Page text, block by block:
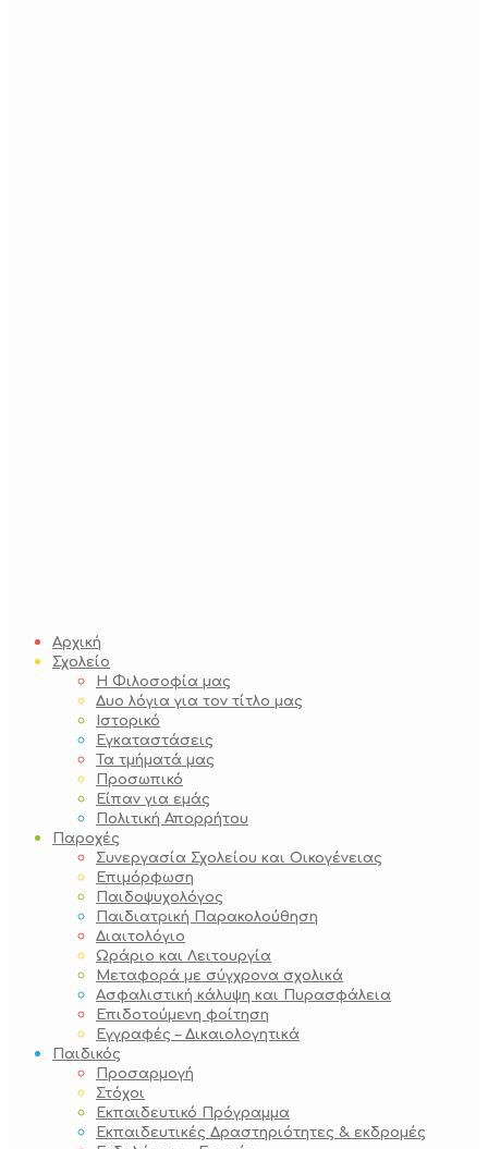
Αρχική
Σχολείο
Η Φιλοσοφία μας
Δυο λόγια για τον τίτλο μας
Ιστορικό
Εγκαταστάσεις
Τα τμήματά μας
Προσωπικό
Είπαν για εμάς
Πολιτική Απορρήτου
Παροχές
Συνεργασία Σχολείου και Οικογένειας
Επιμόρφωση
Παιδοψυχολόγος
Παιδιατρική Παρακολούθηση
Διαιτολόγιο
Ωράριο και Λειτουργία
Μεταφορά με σύγχρονα σχολικά
Ασφαλιστική κάλυψη και Πυρασφάλεια
Επιδοτούμενη φοίτηση
Εγγραφές – Δικαιολογητικά
Παιδικός
Προσαρμογή
Στόχοι
Εκπαιδευτικό Πρόγραμμα
Εκπαιδευτικές Δραστηριότητες & εκδρομές